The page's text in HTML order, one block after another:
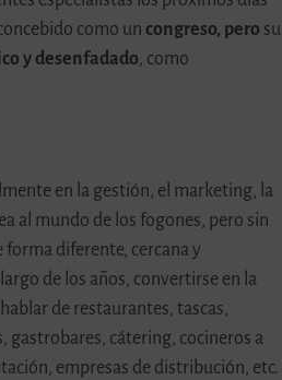
como un congreso, pero su
y desenfadado, como
en la gestión, el marketing, la
al mundo de los fogones, pero sin
forma diferente, cercana y
de los años, convertirse en la
de restaurantes, tascas,
gastrobares, cátering, cocineros a
empresas de distribución, etc.